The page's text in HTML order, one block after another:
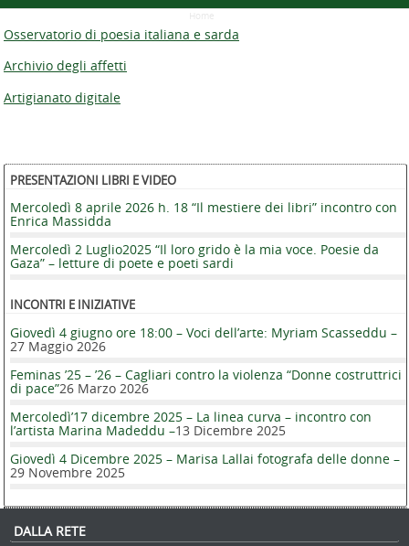
Home
Osservatorio di poesia italiana e sarda
Archivio degli affetti
Artigianato digitale
PRESENTAZIONI LIBRI E VIDEO
Mercoledì 8 aprile 2026 h. 18 “Il mestiere dei libri” incontro con
Enrica Massidda
Mercoledì 2 Luglio2025 “Il loro grido è la mia voce. Poesie da
Gaza” – letture di poete e poeti sardi
INCONTRI E INIZIATIVE
Giovedì 4 giugno ore 18:00 – Voci dell’arte: Myriam Scasseddu –
27 Maggio 2026
Feminas ’25 – ’26 – Cagliari contro la violenza “Donne costruttrici
di pace”26 Marzo 2026
Mercoledì’17 dicembre 2025 – La linea curva – incontro con
l’artista Marina Madeddu –13 Dicembre 2025
Giovedì 4 Dicembre 2025 – Marisa Lallai fotografa delle donne –
29 Novembre 2025
DALLA RETE